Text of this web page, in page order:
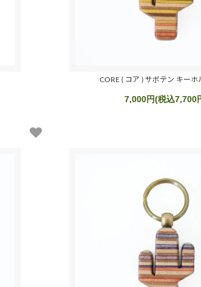
CORE ( コア ) サボテン キーホ
7,000円(税込7,700